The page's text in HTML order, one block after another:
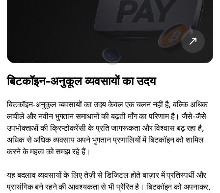
बिटकॉइन-अनुकूल व्यवसायों का उदय
बिटकॉइन-अनुकूल व्यवसायों का उदय केवल एक चलन नहीं है, बल्कि अधिक
लचीले और नवीन भुगतान समाधानों की बढ़ती माँग का परिणाम है। जैसे-जैसे
उपभोक्ताओं की क्रिप्टोकरेंसी के प्रति जागरूकता और विश्वास बढ़ रहा है,
अधिक से अधिक व्यवसाय अपने भुगतान प्रणालियों में बिटकॉइन को शामिल
करने के महत्व को समझ रहे हैं।
यह बदलाव व्यवसायों के लिए तेज़ी से डिजिटल होते बाज़ार में प्रतिस्पर्धी और
प्रासंगिक बने रहने की आवश्यकता से भी प्रेरित है। बिटकॉइन को अपनाकर,